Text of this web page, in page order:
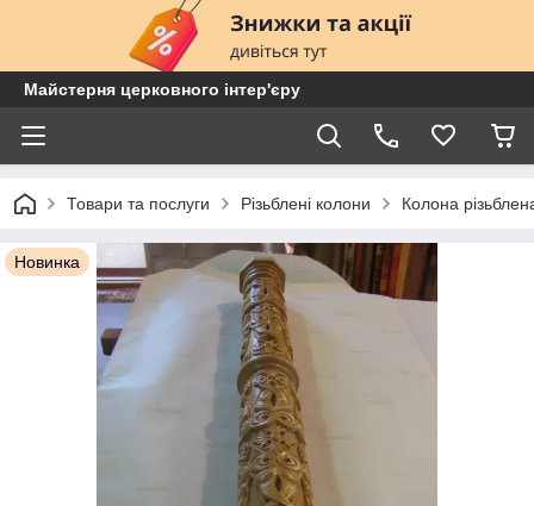
Майстерня церковного інтер'єру
Товари та послуги Різьблені колони Колона
Новинка